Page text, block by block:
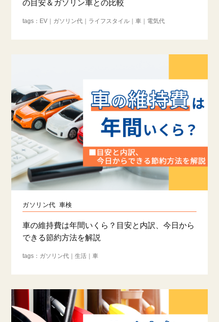
の目安＆ガソリン車との比較
EV ガソリン代 ライフスタイル 車 電気代
ガソリン代 車検
車の維持費は年間いくら？目安と内訳、今日から
できる節約方法を解説
ガソリン代 生活 車